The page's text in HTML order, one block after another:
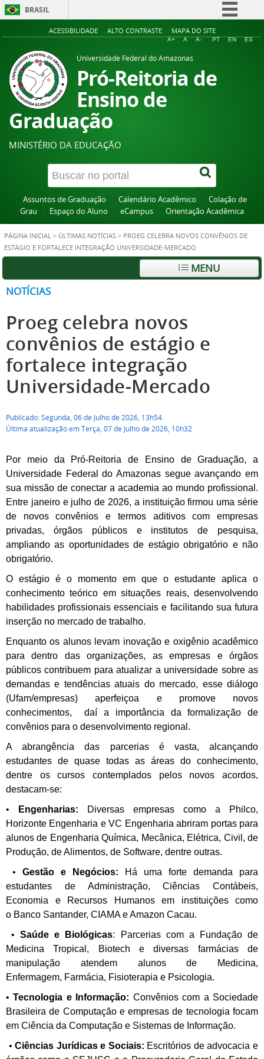
BRASIL
Simplifique!
Acesso à informação
ACESSIBILIDADE ALTO CONTRASTE MAPA DO SITE
A+ A A- PT EN ES
Universidade Federal do Amazonas
Pró-Reitoria de
Ensino de
Graduação
MINISTÉRIO DA EDUCAÇÃO
Assuntos de Graduação Calendário Acadêmico
Colação de
Grau
Espaço do Aluno eCampus Orientação Acadêmica
PÁGINA INICIAL > ÚLTIMAS NOTÍCIAS > PROEG CELEBRA NOVOS CONVÊNIOS DE
ESTÁGIO E FORTALECE INTEGRAÇÃO UNIVERSIDADE-MERCADO
MENU
NOTÍCIAS
Proeg celebra novos
convênios de estágio e
fortalece integração
Universidade-Mercado
Publicado: Segunda, 06 de Julho de 2026, 13h54
Última atualização em Terça, 07 de Julho de 2026, 10h32
Por meio da Pró-Reitoria de Ensino de Graduação, a
Universidade Federal do Amazonas segue avançando em
sua missão de conectar a academia ao mundo profissional.
Entre janeiro e julho de 2026, a instituição firmou uma série
de novos convênios e termos aditivos com empresas
privadas, órgãos públicos e institutos de pesquisa,
ampliando as oportunidades de estágio obrigatório e não
obrigatório.
O estágio é o momento em que o estudante aplica o
conhecimento teórico em situações reais, desenvolvendo
habilidades profissionais essenciais e facilitando sua futura
inserção no mercado de trabalho.
Enquanto os alunos levam inovação e oxigênio acadêmico
para dentro das organizações, as empresas e órgãos
públicos contribuem para atualizar a universidade sobre as
demandas e tendências atuais do mercado, esse diálogo
(Ufam/empresas) aperfeiçoa e promove novos
conhecimentos, daí a importância da formalização de
convênios para o desenvolvimento regional.
A abrangência das parcerias é vasta, alcançando
estudantes de quase todas as áreas do conhecimento,
dentre os cursos contemplados pelos novos acordos,
destacam-se:
•
Engenharias:
Diversas empresas como a Philco,
Horizonte Engenharia e VC Engenharia abriram portas para
alunos de Engenharia Química, Mecânica, Elétrica, Civil, de
Produção, de Alimentos, de Software, dentre outras.
• Gestão e Negócios:
Há uma forte demanda para
estudantes de Administração,Ciências Contábeis,
Economia e Recursos Humanos em instituições como
o Banco Santander, CIAMA e Amazon Cacau.
•Saúde e Biológicas:
Parcerias com a Fundação de
Medicina Tropical, Biotech ediversas farmácias de
manipulação atendem alunos de Medicina,
Enfermagem, Farmácia, Fisioterapia e Psicologia.
•Tecnologia e Informação: Convênios com a Sociedade
Brasileira de Computação e empresas de tecnologia focam
em Ciência da Computação e Sistemas de Informação.
•Ciências Jurídicas e Sociais: Escritórios de advocacia e